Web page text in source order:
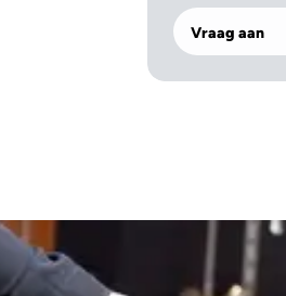
Vraag aan